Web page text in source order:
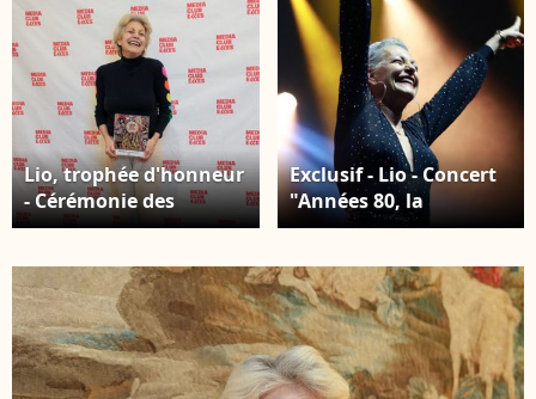
Lio, trophée d'honneur
- Cérémonie des
Trophées
dans les salons de
l'Hôtel de Lassay le 4
février 2026. © Anne-
Sophie Guebey /
Bestimage
Exclusif - Lio - Concert
"Années 80, la
tournée" au Zénith de
© Noel
Carrier/Bestimage